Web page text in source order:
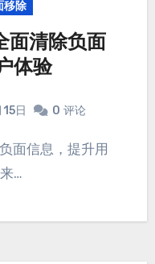
除
面清除负面
体验
日 0 评论
…